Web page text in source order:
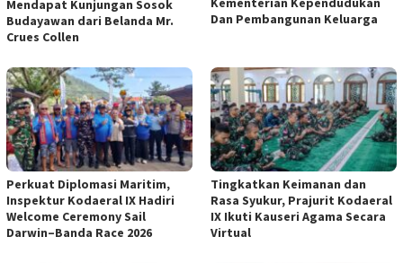
Mendapat Kunjungan Sosok
Budayawan dari Belanda Mr.
Crues Collen
Dan Pembangunan Keluarga
Perkuat Diplomasi Maritim,
Inspektur Kodaeral IX Hadiri
Welcome Ceremony Sail
Darwin–Banda Race 2026
Tingkatkan Keimanan dan
Rasa Syukur, Prajurit Kodaeral
IX Ikuti Kauseri Agama Secara
Virtual